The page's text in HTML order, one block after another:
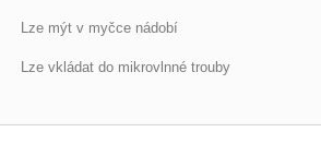
Lze mýt v myčce nádobí
Lze vkládat do mikrovlnné trouby